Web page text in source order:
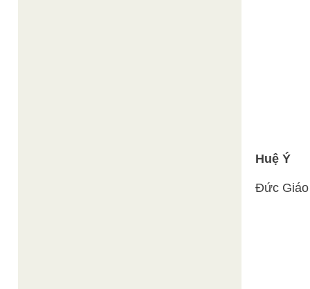
Huệ Ý
Đức